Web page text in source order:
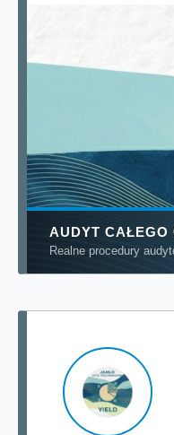
AUDYT CAŁEGO
Realne procedury